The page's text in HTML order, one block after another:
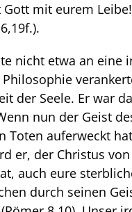
mit eurem
nicht etwa an eine
der Seele. Er war
nun der Geist
Toten auferweckt
er, der Christus
auch eure
durch seinen